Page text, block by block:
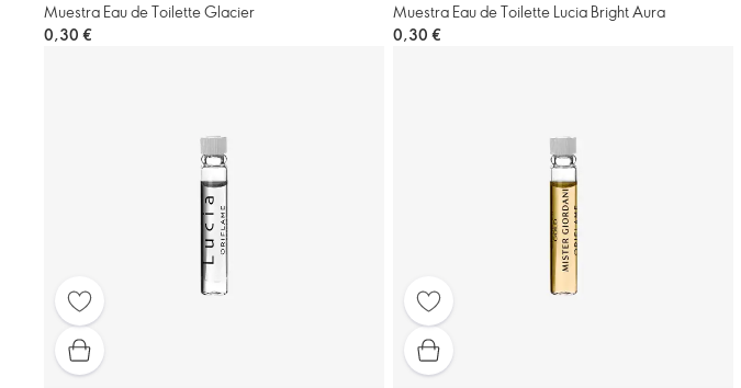
Muestra Eau de Toilette Glacier
0,30 €
Muestra Eau de Toilette Lucia Bright Aura
0,30 €